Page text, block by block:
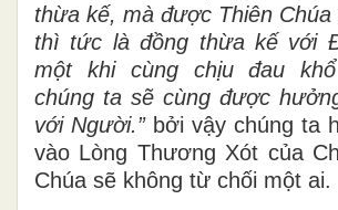
thừa kế, mà được Thiên Chúa
thì tức là đồng thừa kế với
một khi cùng chịu đau
chúng ta sẽ cùng được
với Người.”bởi vậy chúng ta
vào Lòng Thương Xót của
Chúa sẽ không từ chối một ai.